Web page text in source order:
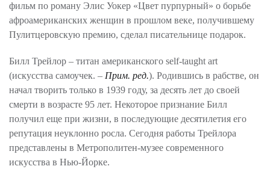
фильм по роману Элис Уокер «Цвет пурпурный» о борьбе
афроамериканских женщин в прошлом веке, получившему
Пулитцеровскую премию, сделал писательнице подарок.
Билл Трейлор – титан американского self-taught art
(искусства самоучек. – Прим. ред.). Родившись в рабстве, он
начал творить только в 1939 году, за десять лет до своей
смерти в возрасте 95 лет. Некоторое признание Билл
получил еще при жизни, в последующие десятилетия его
репутация неуклонно росла. Сегодня работы Трейлора
представлены в Метрополитен-музее современного
искусства в Нью-Йорке.